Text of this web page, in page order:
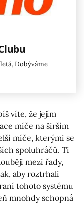
,Dobýváme
víte, že jejím
míče na širším
míče, kterými se
spoluhráčů. Ti
mezi řady,
aby roztrhali
tohoto systému
mnohdy schopná